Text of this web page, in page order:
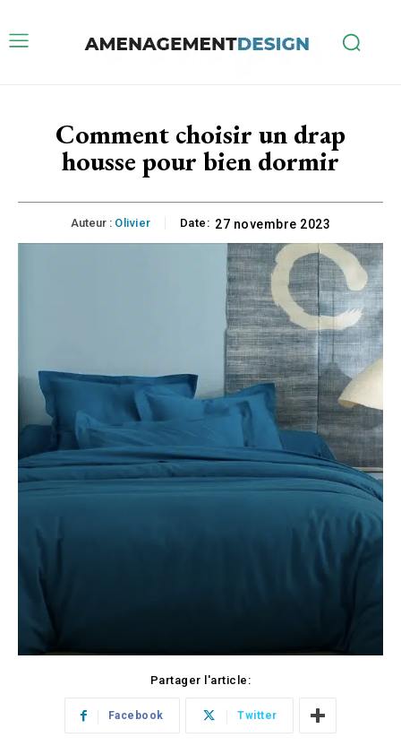
Comment choisir un drap
housse pour bien dormir
Auteur : Olivier Date: 27 novembre 2023
Partager l'article:
Facebook Twitter